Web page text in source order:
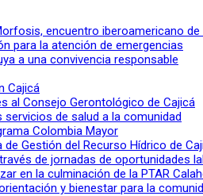
encuentro iberoamericano
para la atención de emergencias
a una convivencia responsable
Cajicá
al Consejo Gerontológico de Cajicá
de salud a la comunidad
Colombia Mayor
Gestión del Recurso Hídrico de
de jornadas de oportunidades
en la culminación de la PTAR
y bienestar para la